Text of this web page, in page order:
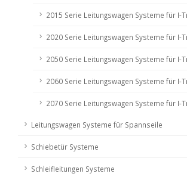
2015 Serie Leitungswagen Systeme für I-
2020 Serie Leitungswagen Systeme für I-
2050 Serie Leitungswagen Systeme für I-
2060 Serie Leitungswagen Systeme für I-
2070 Serie Leitungswagen Systeme für I-
Leitungswagen Systeme für Spannseile
Schiebetür Systeme
Schleifleitungen Systeme